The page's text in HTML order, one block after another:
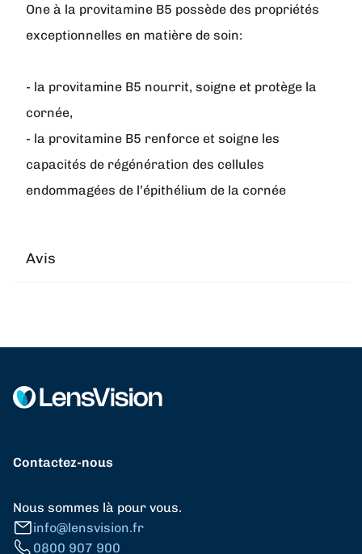
One à la provitamine B5 possède des propriétés
exceptionnelles en matière de soin:
- la provitamine B5 nourrit, soigne et protège la
cornée,
- la provitamine B5 renforce et soigne les
capacités de régénération des cellules
endommagées de l’épithélium de la cornée
Avis
Contactez-nous
Nous sommes là pour vous.
info@lensvision.fr
0800 907 900